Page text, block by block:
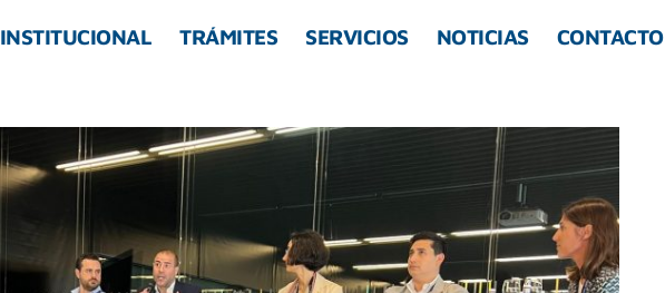
INSTITUCIONAL TRÁMITES SERVICIOS NOTICIAS CONTACTO